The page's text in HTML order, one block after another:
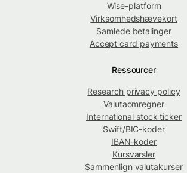
Wise-platform
Virksomhedshævekort
Samlede betalinger
Accept card payments
Ressourcer
Research privacy policy
Valutaomregner
International stock ticker
Swift/BIC-koder
IBAN-koder
Kursvarsler
Sammenlign valutakurser